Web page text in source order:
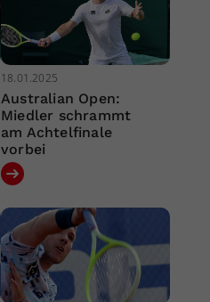
18.01.2025
Australian Open:
Miedler schrammt
am Achtelfinale
vorbei